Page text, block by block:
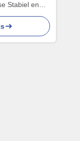
Stabiel en
voor snelle